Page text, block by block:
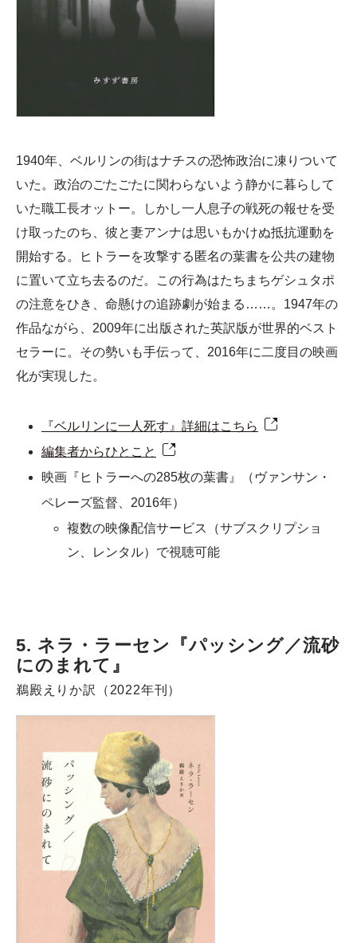
1940年、ベルリンの街はナチスの恐怖政治に凍りついて
いた。政治のごたごたに関わらないよう静かに暮らして
いた職工長オットー。しかし一人息子の戦死の報せを受
け取ったのち、彼と妻アンナは思いもかけぬ抵抗運動を
開始する。ヒトラーを攻撃する匿名の葉書を公共の建物
に置いて立ち去るのだ。この行為はたちまちゲシュタポ
の注意をひき、命懸けの追跡劇が始まる……。1947年の
作品ながら、2009年に出版された英訳版が世界的ベスト
セラーに。その勢いも手伝って、2016年に二度目の映画
化が実現した。
『ベルリンに一人死す』詳細はこちら
編集者からひとこと
映画『ヒトラーへの285枚の葉書』（ヴァンサン・
ペレーズ監督、2016年）
複数の映像配信サービス（サブスクリプショ
ン、レンタル）で視聴可能
5. ネラ・ラーセン『パッシング／流砂
にのまれて』
鵜殿えりか訳（2022年刊）